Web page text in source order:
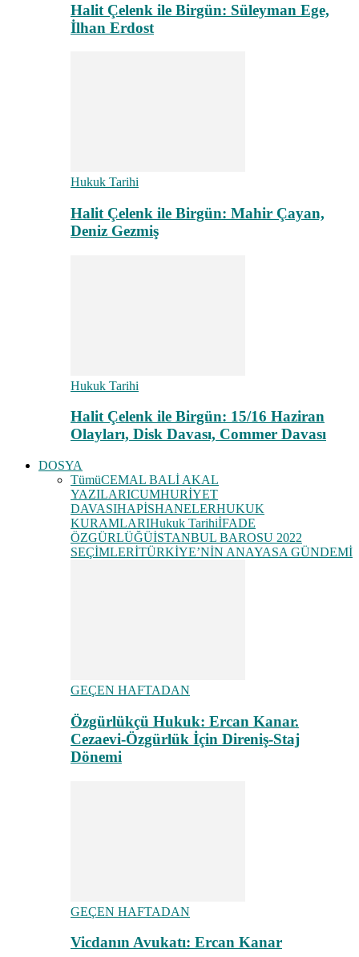
Halit Çelenk ile Birgün: Süleyman Ege,
İlhan Erdost
Hukuk Tarihi
Halit Çelenk ile Birgün: Mahir Çayan,
Deniz Gezmiş
Hukuk Tarihi
Halit Çelenk ile Birgün: 15/16 Haziran
Olayları, Disk Davası, Commer Davası
DOSYA
TümüCEMAL BALİ AKAL
YAZILARICUMHURİYET
DAVASIHAPİSHANELERHUKUK
KURAMLARIHukuk TarihiİFADE
ÖZGÜRLÜĞÜİSTANBUL BAROSU 2022
SEÇİMLERİTÜRKİYE’NİN ANAYASA GÜNDEMİ
GEÇEN HAFTADAN
Özgürlükçü Hukuk: Ercan Kanar.
Cezaevi-Özgürlük İçin Direniş-Staj
Dönemi
GEÇEN HAFTADAN
Vicdanın Avukatı: Ercan Kanar